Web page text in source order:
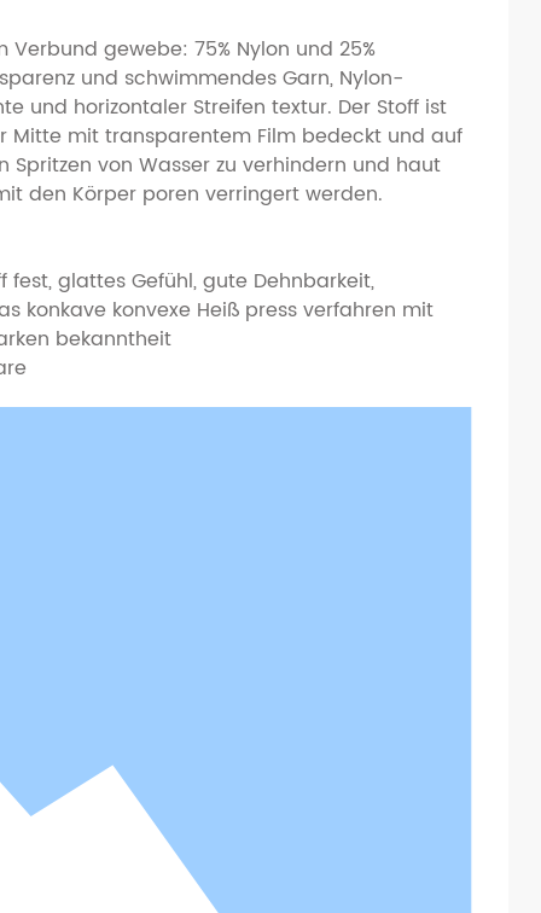
gewebe: 75% Nylon und 25%
und schwimmendes Garn, Nylon-
und horizontaler Streifen textur. Der Stoff ist
Mitte mit transparentem Film bedeckt und auf
von Wasser zu verhindern und haut
den Körper poren verringert werden.
glattes Gefühl, gute Dehnbarkeit,
konkave konvexe Heiß press verfahren mit
bekanntheit